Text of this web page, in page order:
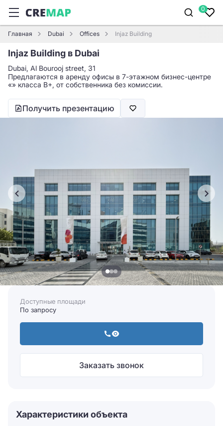
0
Главная Dubai Offices Injaz Building
Injaz Building в Dubai
Dubai, Al Bourooj street​, 31
Предлагаются в аренду офисы в 7-этажном бизнес-центре
«» класса B+, от собственника без комиссии.
Получить презентацию
Доступные площади
По запросу
Заказать звонок
Характеристики объекта